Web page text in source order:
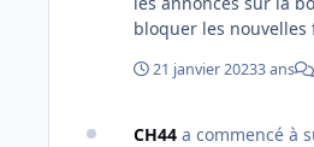
bloquer les
de conducteur, nous
(et pas la DPX comme je l'ai écrit) Je me suis peux être mal exprimé, elle m'a
21 janvier 20233 ans
CH44 a commencé à